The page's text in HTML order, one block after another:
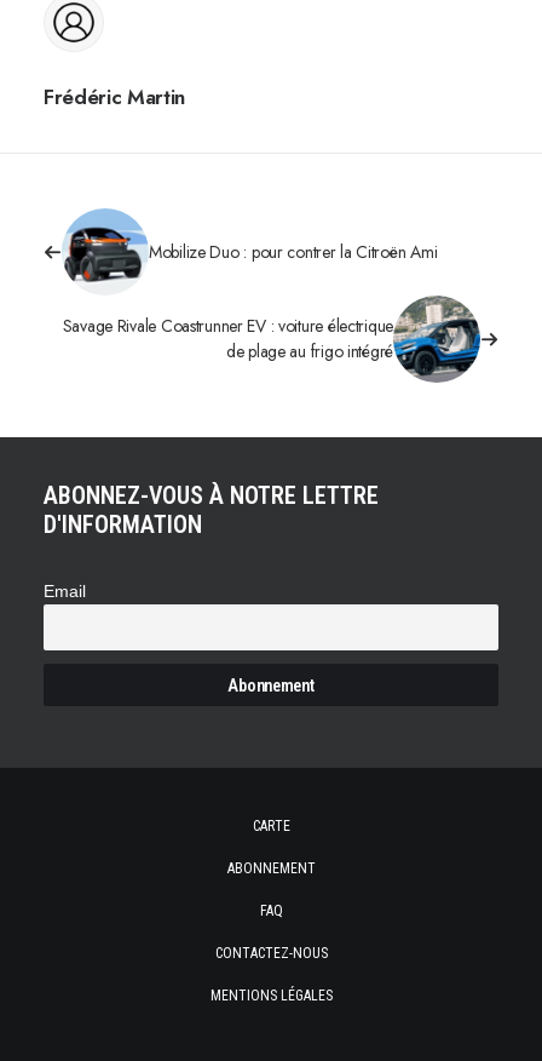
Frédéric Martin
Mobilize Duo : pour contrer la Citroën Ami
Savage Rivale Coastrunner EV : voiture électrique
de plage au frigo intégré
ABONNEZ-VOUS À NOTRE LETTRE
D'INFORMATION
Email
CARTE
ABONNEMENT
FAQ
CONTACTEZ-NOUS
MENTIONS LÉGALES